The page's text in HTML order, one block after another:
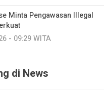
Minta Pengawasan Illegal
- 09:29 WITA
di News